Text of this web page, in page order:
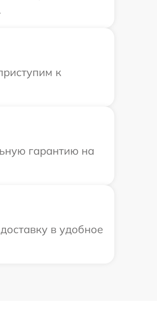
к
гарантию на
в удобное